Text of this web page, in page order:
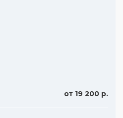
от 19 200 р.